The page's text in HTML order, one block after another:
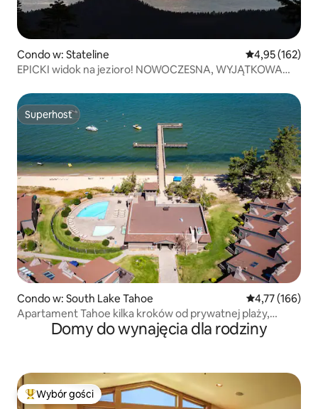
Condo w: Stateline Średnia
4,95 (162)
EPICKI widok na jezioro! NOWOCZESNA, WYJĄTKOWA
Superhost
Superhost
Condo w: South Lake Tahoe Średnia
4,77 (166)
Apartament Tahoe kilka kroków od prywatnej plaży,
baseny i jacuzzi
Domy do wynajęcia dla rodziny
Najpopularniejsze z kategorii Wybór gości
Wybór gości